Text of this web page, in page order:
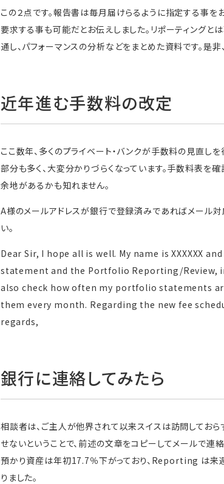
この２点です。報告書は毎月届けらるように指定する事
要求する事も可能だとお伝えしました。リポーティングと
通し、パフォーマンスの分析などをまとめた資料です。是
近年進む手数料の改定
ここ数年、多くのプライベート・バンクが手数料の見直し
部分も多く、大変分かりづらくなっています。手数料表を
余地があるかも知れません。
A様のメールアドレスが銀行で登録済みであればメール
い。
Dear Sir, I hope all is well. My name is XXXXXX
statement and the Portfolio Reporting/Review,
also check how often my portfolio statements
them every month. Regarding the new fee
regards,
銀行に連絡してみたら
相談者は、ご主人が他界されて以来スイスは訪問しておら
せないということで、前述の文章をコピーしてメールで連
預かり資産は年初17.7％下がっており、Reporting は来
りました。